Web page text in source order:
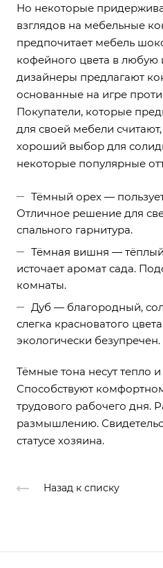
Но некоторые
взглядов на мебельные
предпочитает мебель
кофейного цвета в любую
дизайнеры предлагают
основанные на игре
Покупатели, которые
для своей мебели
хороший выбор для
некоторые популярные
Тёмный орех —
Отличное решение для
спального гарнитура.
Тёмная вишня — тёплый
источает аромат сада.
комнаты.
Дуб — благородный,
слегка красноватого
экологически безупречен.
Тёмные тона несут тепло
Способствуют
трудового рабочего дня.
размышлению.
статусе хозяина.
Назад к списку